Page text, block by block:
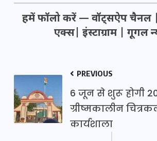
हमें फॉलो करें — वॉट्सऐप चैनल|
एक्स| इंस्टाग्राम| गूगल
PREVIOUS
6 जून से शुरू होगी
ग्रीष्मकालीन
कार्यशाला